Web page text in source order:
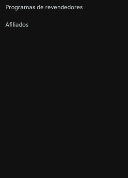
Programas de revendedores
Afiliados